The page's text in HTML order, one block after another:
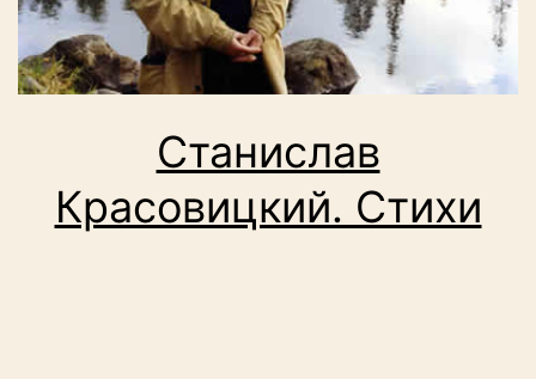
Станислав
Красовицкий. Стихи